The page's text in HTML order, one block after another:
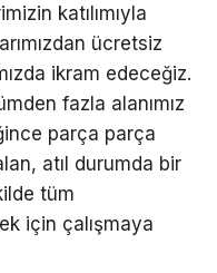
katılımıyla
ücretsiz
ikram edeceğiz.
fazla alanımız
parça parça
atıl durumda bir
tüm
için çalışmaya